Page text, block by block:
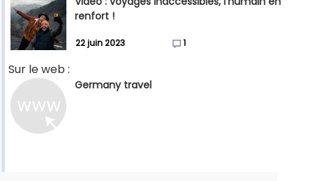
renfort !
22 juin 2023 1
Sur le web :
Germany travel